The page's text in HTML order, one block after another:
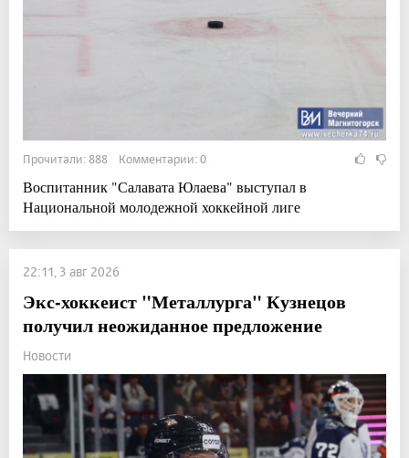
Прочитали: 888 Комментарии: 0
Воспитанник "Салавата Юлаева" выступал в
Национальной молодежной хоккейной лиге
22:11, 3 авг 2026
Экс-хоккеист "Металлурга" Кузнецов
получил неожиданное предложение
Новости